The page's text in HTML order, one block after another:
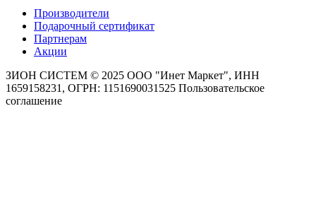
Производители
Подарочный сертификат
Партнерам
Акции
ЗИОН СИСТЕМ © 2025 ООО "Инет Маркет", ИНН
1659158231, ОГРН: 1151690031525 Пользовательское
соглашение